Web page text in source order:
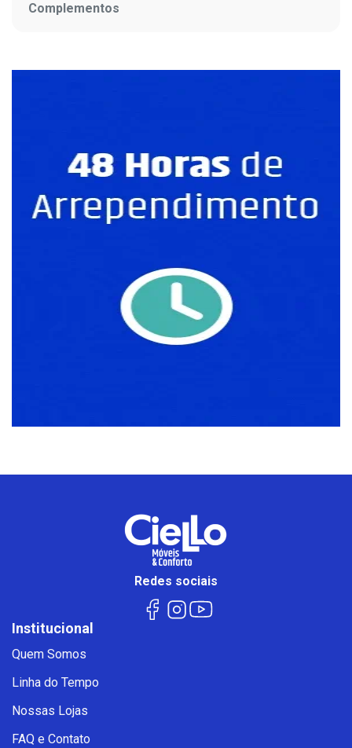
Complementos
Redes sociais
Institucional
Quem Somos
Linha do Tempo
Nossas Lojas
FAQ e Contato